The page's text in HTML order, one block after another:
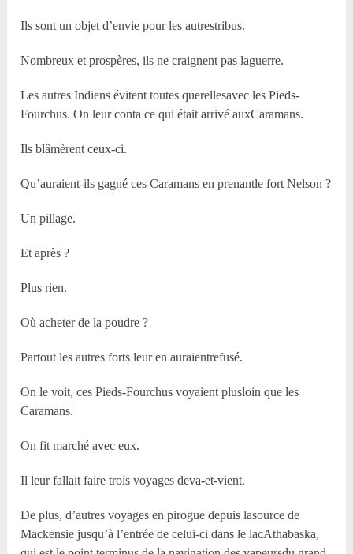
Ils sont un objet d’envie pour les autrestribus.
Nombreux et prospères, ils ne craignent pas laguerre.
Les autres Indiens évitent toutes querellesavec les Pieds-
Fourchus. On leur conta ce qui était arrivé auxCaramans.
Ils blâmèrent ceux-ci.
Qu’auraient-ils gagné ces Caramans en prenantle fort Nelson ?
Un pillage.
Et après ?
Plus rien.
Où acheter de la poudre ?
Partout les autres forts leur en auraientrefusé.
On le voit, ces Pieds-Fourchus voyaient plusloin que les
Caramans.
On fit marché avec eux.
Il leur fallait faire trois voyages deva-et-vient.
De plus, d’autres voyages en pirogue depuis lasource de
Mackensie jusqu’à l’entrée de celui-ci dans le lacAthabaska,